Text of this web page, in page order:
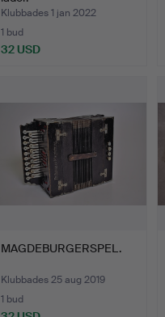
Klubbades 1 jan 2022
1 bud
32 USD
MAGDEBURGERSPEL.
Klubbades 25 aug 2019
1 bud